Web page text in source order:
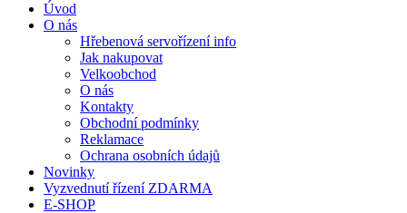
Úvod
O nás
Hřebenová servořízení info
Jak nakupovat
Velkoobchod
O nás
Kontakty
Obchodní podmínky
Reklamace
Ochrana osobních údajů
Novinky
Vyzvednutí řízení ZDARMA
E-SHOP